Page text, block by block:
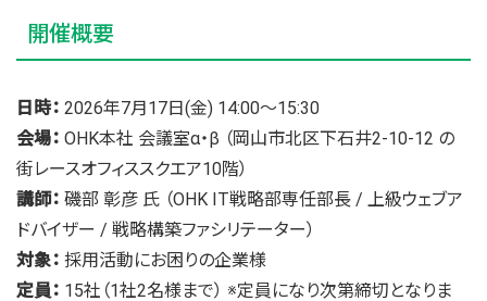
開催概要
日時： 2026年7月17日(金) 14:00〜15:30
会場： OHK本社 会議室α・β （岡山市北区下石井2-10-12 の
街レースオフィススクエア10階）
講師： 磯部 彰彦 氏 （OHK IT戦略部専任部長 / 上級ウェブア
ドバイザー / 戦略構築ファシリテーター）
対象： 採用活動にお困りの企業様
定員： 15社（1社2名様まで） ※定員になり次第締切となりま